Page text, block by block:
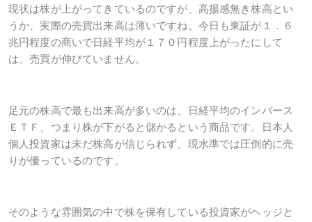
現状は株が上がってきているのですが、高揚感無き株高とい
うか、実際の売買出来高は薄いですね。今日も東証が１．６
兆円程度の商いで日経平均が１７０円程度上がったにして
は、売買が伸びていません。
足元の株高で最も出来高が多いのは、日経平均のインバース
ＥＴＦ、つまり株が下がると儲かるという商品です。日本人
個人投資家は未だ株高が信じられず、現水準では圧倒的に売
りが優っているのです。
そのような雰囲気の中で株を保有している投資家がヘッジと